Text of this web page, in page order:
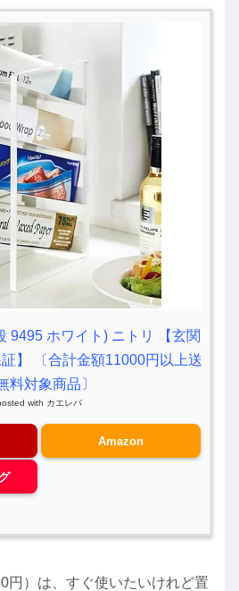
9495 ホワイト) ニトリ 【玄関
】 〔合計金額11000円以上送
料対象商品〕
with カエレバ
Amazon
円）は、すぐ使いたいけれど置